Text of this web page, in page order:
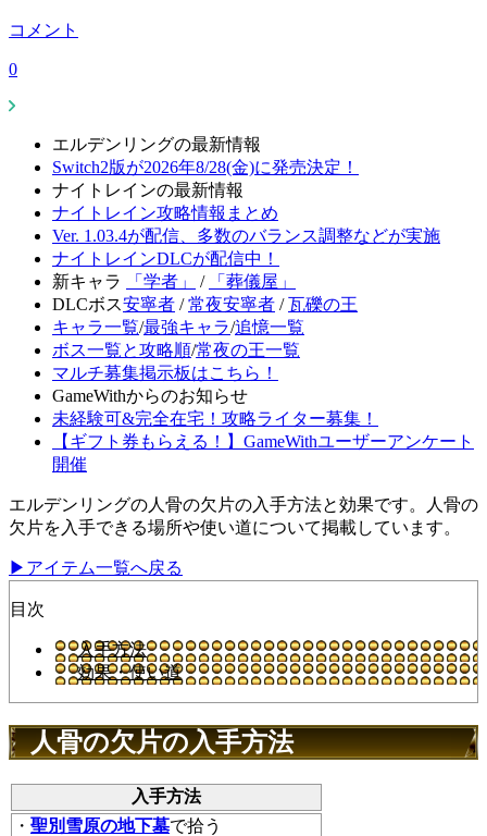
コメント
0
エルデンリングの最新情報
Switch2版が2026年8/28(金)に発売決定！
ナイトレインの最新情報
ナイトレイン攻略情報まとめ
Ver. 1.03.4が配信、多数のバランス調整などが実施
ナイトレインDLCが配信中！
新キャラ
「学者」 /
「葬儀屋」
DLCボス安寧者 /常夜安寧者 /瓦礫の王
キャラ一覧/最強キャラ/追憶一覧
ボス一覧と攻略順/常夜の王一覧
マルチ募集掲示板はこちら！
GameWithからのお知らせ
未経験可&完全在宅！攻略ライター募集！
【ギフト券もらえる！】GameWithユーザーアンケート
開催
エルデンリングの人骨の欠片の入手方法と効果です。人骨の
欠片を入手できる場所や使い道について掲載しています。
▶アイテム一覧へ戻る
目次
入手方法
効果・使い道
人骨の欠片の入手方法
入手方法
・ 聖別雪原の地下墓で拾う